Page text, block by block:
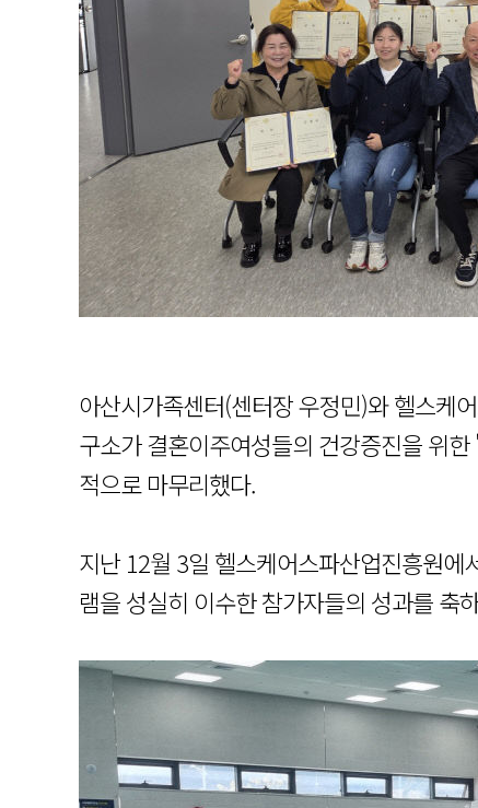
아산시가족센터(센터장 우정민)와 헬스케
구소가 결혼이주여성들의 건강증진을 위
적으로 마무리했다.
지난 12월 3일 헬스케어스파산업진흥원
램을 성실히 이수한 참가자들의 성과를 축